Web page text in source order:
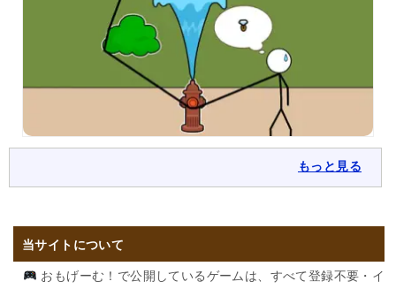
もっと見る
当サイトについて
おもげーむ！で公開しているゲームは、すべて登録不要・イ